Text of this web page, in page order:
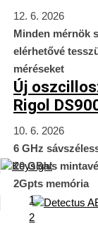
12. 6. 2026
Minden mérnök
elérhetővé
méréseket
Új
Rigol
10. 6. 2026
6 GHz
20 GSa/s
2Gpts memória
1
2